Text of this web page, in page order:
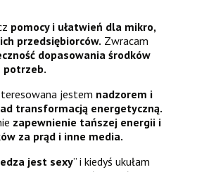
pomocy i ułatwień dla mikro,
przedsiębiorców. Zwracam
dopasowania środków
potrzeb.
jestem nadzorem i
transformacją energetyczną.
zapewnienie tańszej energii i
za prąd i inne media.
jest sexy” i kiedyś ukułam